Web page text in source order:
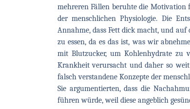
mehreren Fällen beruhte die Motivation
der menschlichen Physiologie. Die
Annahme, dass Fett dick macht, und
zu essen, da es das ist, was wir
mit Blutzucker, um Kohlenhydrate zu
Krankheit verursacht und daher so weit
falsch verstandene Konzepte der
Sie argumentierten, dass die
führen würde, weil diese angeblich